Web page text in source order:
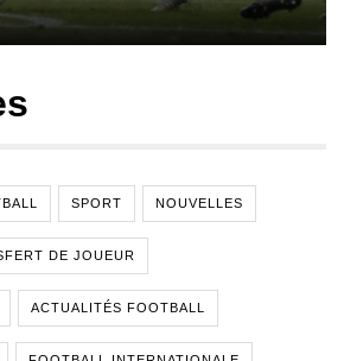
SPORT NOUVELLES
DE JOUEUR
ACTUALITÉS FOOTBALL